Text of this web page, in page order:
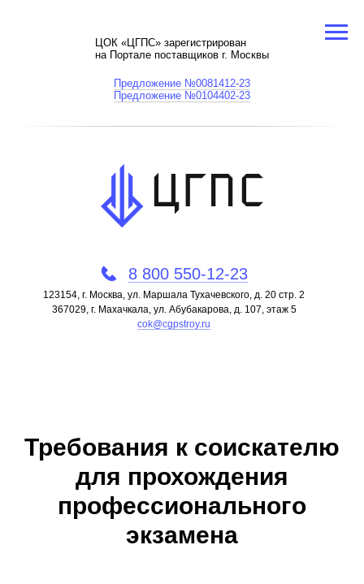
ЦОК «ЦГПС» зарегистрирован
на Портале поставщиков г. Москвы
Предложение №0081412-23
Предложение №0104402-23
8 800 550-12-23
123154, г. Москва, ул. Маршала Тухачевского, д. 20 стр. 2
367029, г. Махачкала, ул. Абубакарова, д. 107, этаж 5
cok@cgpstroy.ru
Требования к соискателю
для прохождения
профессионального
экзамена